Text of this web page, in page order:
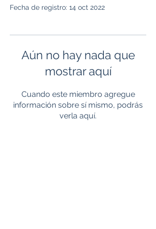
Fecha de registro: 14 oct 2022
Aún no hay nada que
mostrar aquí
Cuando este miembro agregue
información sobre sí mismo, podrás
verla aquí.